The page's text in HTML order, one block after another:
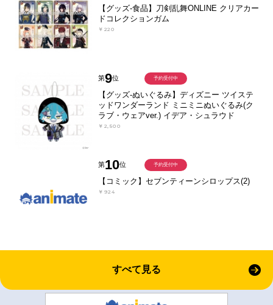
【グッズ-食品】刀剣乱舞ONLINE クリアカー
ドコレクションガム
￥220
第9位
【グッズ-ぬいぐるみ】ディズニー ツイステ
ッドワンダーランド ミニミニぬいぐるみ(ク
ラブ・ウェアver.) イデア・シュラウド
￥2,500
予約受付中
第10位
【コミック】セブンティーンシロップス(2)
￥924
予約受付中
すべて見る